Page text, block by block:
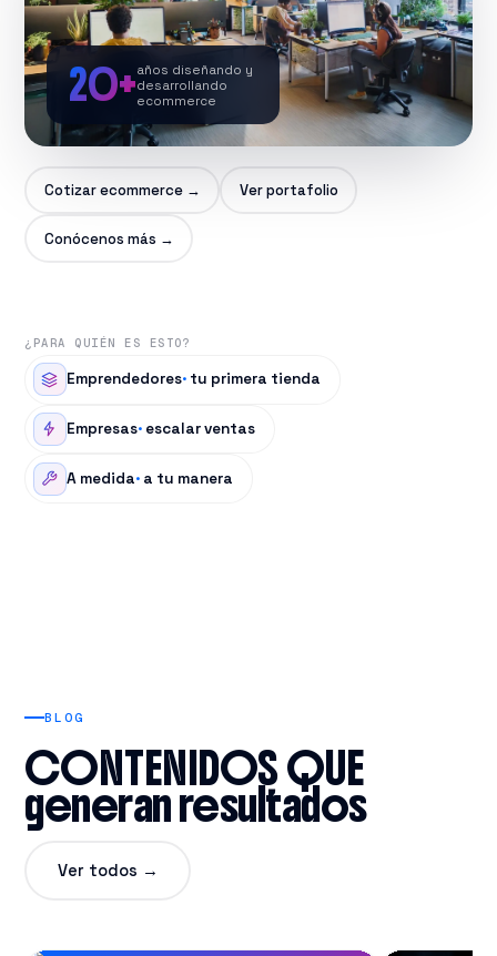
▶
20+años diseñando y
desarrollando
ecommerce
Cotizar ecommerce → Ver portafolio
Conócenos más →
¿PARA QUIÉN ES ESTO?
Emprendedores·tu primera tienda
Empresas·escalar ventas
A medida·a tu manera
BLOG
CONTENIDOS QUE
generan resultados
Ver todos →